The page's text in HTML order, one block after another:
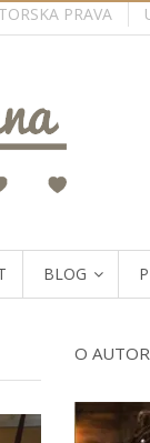
PRAVA
BLOG
O